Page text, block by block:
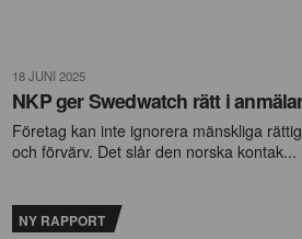
18 JUNI 2025
NKP ger Swedwatch rätt i
Företag kan inte ignorera mänskliga
och förvärv. Det slår den norska kontak...
NY RAPPORT